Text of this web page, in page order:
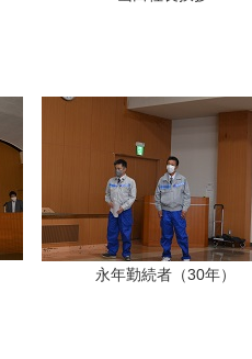
永年勤続者（30年）